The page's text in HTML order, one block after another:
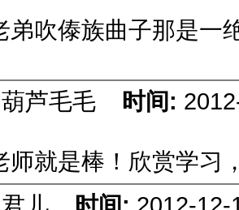
弟吹傣族曲子那是一
葫芦毛毛 时间:
师就是棒！欣赏学习